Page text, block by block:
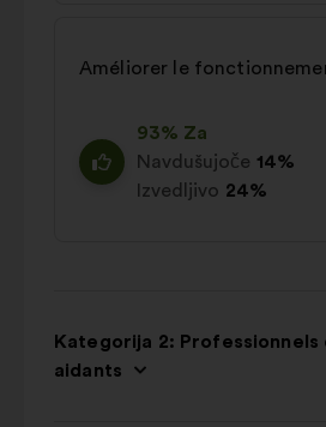
Améliorer le
93% Za
Navdušujoče 14%
Izvedljivo 24%
Kategorija 2: Professionnels
aidants